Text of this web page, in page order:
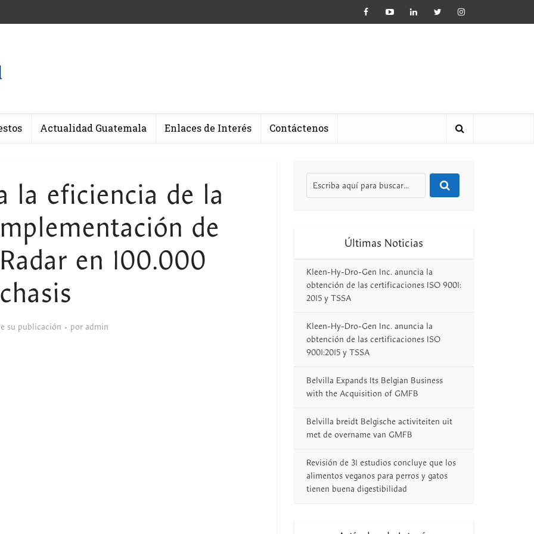
Actualidad Guatemala Enlaces de Interés Contáctenos
la eficiencia de la
de
en 100.000
chasis
su publicación por admin
Últimas Noticias
Kleen-Hy-Dro-Gen Inc. anuncia la
obtención de las certificaciones ISO 9001:
2015 y TSSA
Kleen-Hy-Dro-Gen Inc. anuncia la
obtención de las certificaciones ISO
9001:2015 y TSSA
Belvilla Expands Its Belgian Business
with the Acquisition of GMFB
Belvilla breidt Belgische activiteiten uit
met de overname van GMFB
Revisión de 31 estudios concluye que los
alimentos veganos para perros y gatos
tienen buena digestibilidad